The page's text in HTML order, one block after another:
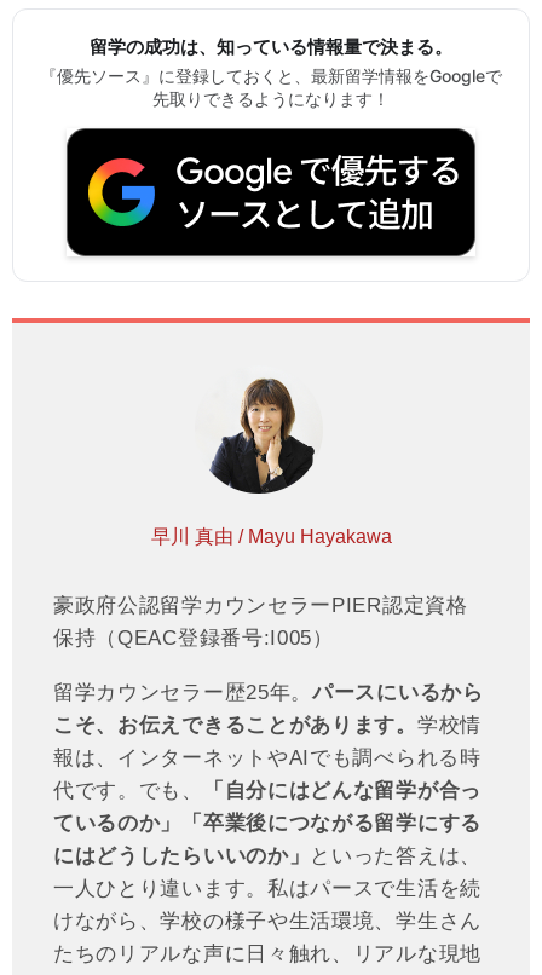
留学の成功は、知っている情報量で決まる。
『優先ソース』に登録しておくと、最新留学情報をGoogleで
先取りできるようになります！
早川 真由 / Mayu Hayakawa
豪政府公認留学カウンセラーPIER認定資格
保持（QEAC登録番号:I005）
留学カウンセラー歴25年。パースにいるから
こそ、お伝えできることがあります。 学校情
報は、インターネットやAIでも調べられる時
代です。でも、
「自分にはどんな留学が合っ
ているのか」「卒業後につながる留学にする
にはどうしたらいいのか」 といった答えは、
一人ひとり違います。私はパースで生活を続
けながら、学校の様子や生活環境、学生さん
たちのリアルな声に日々触れ、リアルな現地